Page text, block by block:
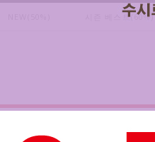
시즌 베스트(60%)
시 표시하지 않음